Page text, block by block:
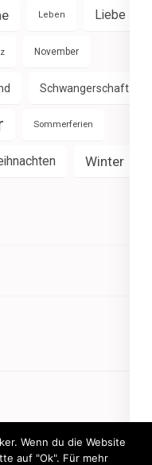
Leben Liebe
November
Schwangerschaft
Sommerferien
Winter
Wenn du die Website
auf "Ok". Für mehr